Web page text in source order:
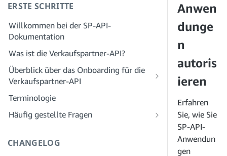
ERSTE SCHRITTE
Willkommen bei der SP-API-
Dokumentation
Was ist die Verkaufspartner-API?
Überblick über das Onboarding für die
Verkaufspartner-API
Onboarding als Entwickler
Registrierung vor
Solution Provider Portal
Onboarding als Dienstleister
von Dienstanbietern kennen
Terminologie
Häufig gestellte Fragen
Allgemeines
CHANGELOG
Anwen
dunge
n
autoris
ieren
Erfahren
Sie, wie Sie
SP-API-
Anwendun
gen